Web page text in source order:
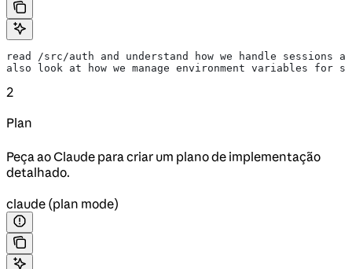
read /src/auth and understand how we handle sessions
also look at how we manage environment variables for
2
Plan
Peça ao Claude para criar um plano de implementação
detalhado.
claude (plan mode)